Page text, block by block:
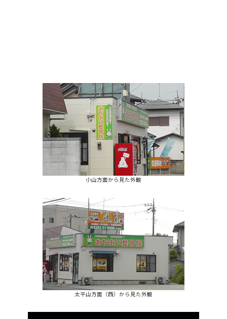
小山方面から見た外観
太平山方面（西）から見た外観